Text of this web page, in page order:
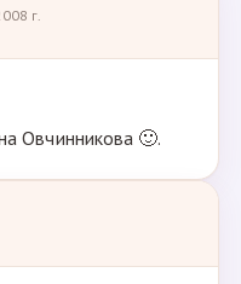
г.
Овчинникова 🙂.